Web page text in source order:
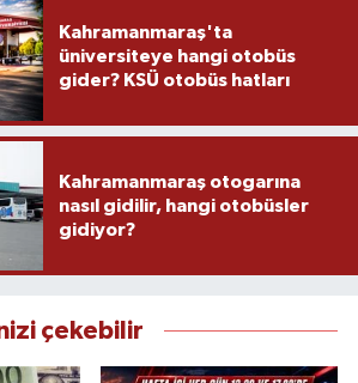
Kahramanmaraş'ta
üniversiteye hangi otobüs
gider? KSÜ otobüs hatları
Kahramanmaraş otogarına
nasıl gidilir, hangi otobüsler
gidiyor?
çekebilir